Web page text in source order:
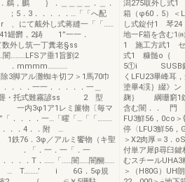
．＿＿＿＿．＿．
5．3．．．．．…「「へ配
にて戴外し式蒋縫一「「……
罎欝，2鋳 1”一一．
外し筑一丁糞老§ss
ア垂1旨劉2
ル灘蜘キ切フ＞1馬70巾
．．．一一．．．．．一＿
聾・托式難霧諺ss 2 型
3φ1ア1レミ簾物〔毎マ
．．．．一…「曜「…「「………
．4．．附 …
．3φ／アルミ饗物（キ聖
．一「．一
．．．T．……「……闇……闇醐……
縫 … T………’ i 6G．5φ規
潟275取外し式1
箱（φ60．5）＜
し式錠付1 琴24
地一F箱を含
1 施工方武1
式1 糠髄o｛ 捧
5①i SUSB
くLFU23畢峰耳
塗畢4渓｝綴》
麹｝ 綱珊窮1錠
含む闇．． 門
FU3鮮56，0co
停〈LFU3鮮56，
＞X2肉厚
付単ア犀β尋臼鍵
むスチールUHA3
＞（H80G）UH